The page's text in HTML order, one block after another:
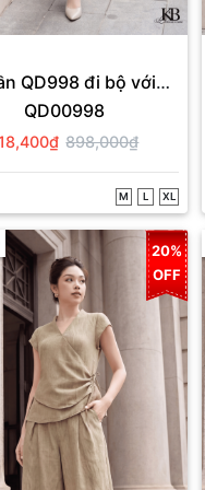
QD998 đi bộ với
croptop CS72.
QD00998
898,000₫
M L XL
20%
OFF